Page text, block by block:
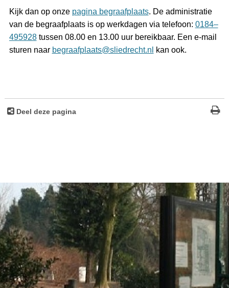
Kijk dan op onze pagina begraafplaats. De administratie
van de begraafplaats is op werkdagen via telefoon: 0184–
495928tussen 08.00 en 13.00 uur bereikbaar. Een e-mail
sturen naar begraafplaats@sliedrecht.nl kan ook.
Deel deze pagina